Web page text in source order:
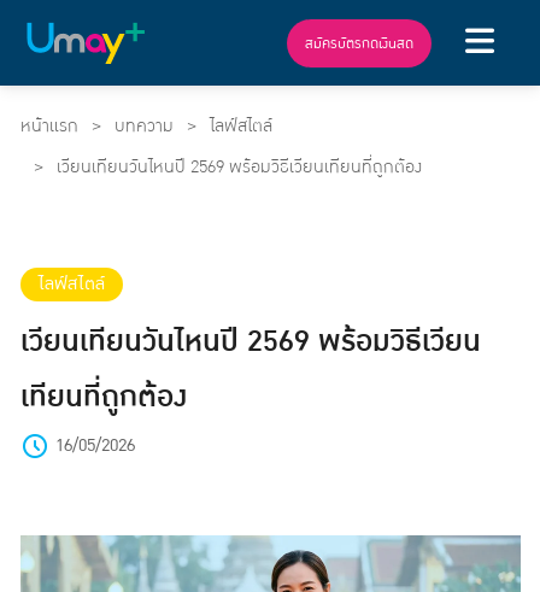
สมัครบัตรกดเงินสด
หน้าแรก บทความ
ไลฟ์สไตล์
เวียนเทียนวันไหนปี 2569 พร้อมวิธีเวียนเทียนที่ถูกต้อง
ไลฟ์สไตล์
เวียนเทียนวันไหนปี 2569 พร้อมวิธีเวียน
เทียนที่ถูกต้อง
16/05/2026